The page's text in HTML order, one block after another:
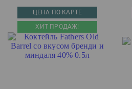
ЦЕНА ПО КАРТЕ
ХИТ ПРОДАЖ!